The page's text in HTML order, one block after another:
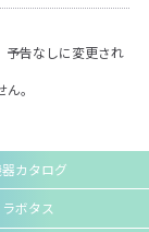
予告なしに変更され
。
カタログ
ラボタス